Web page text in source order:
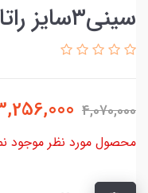
سینی۳سایز راتان
4,070,000
محصول مورد نظر موجود